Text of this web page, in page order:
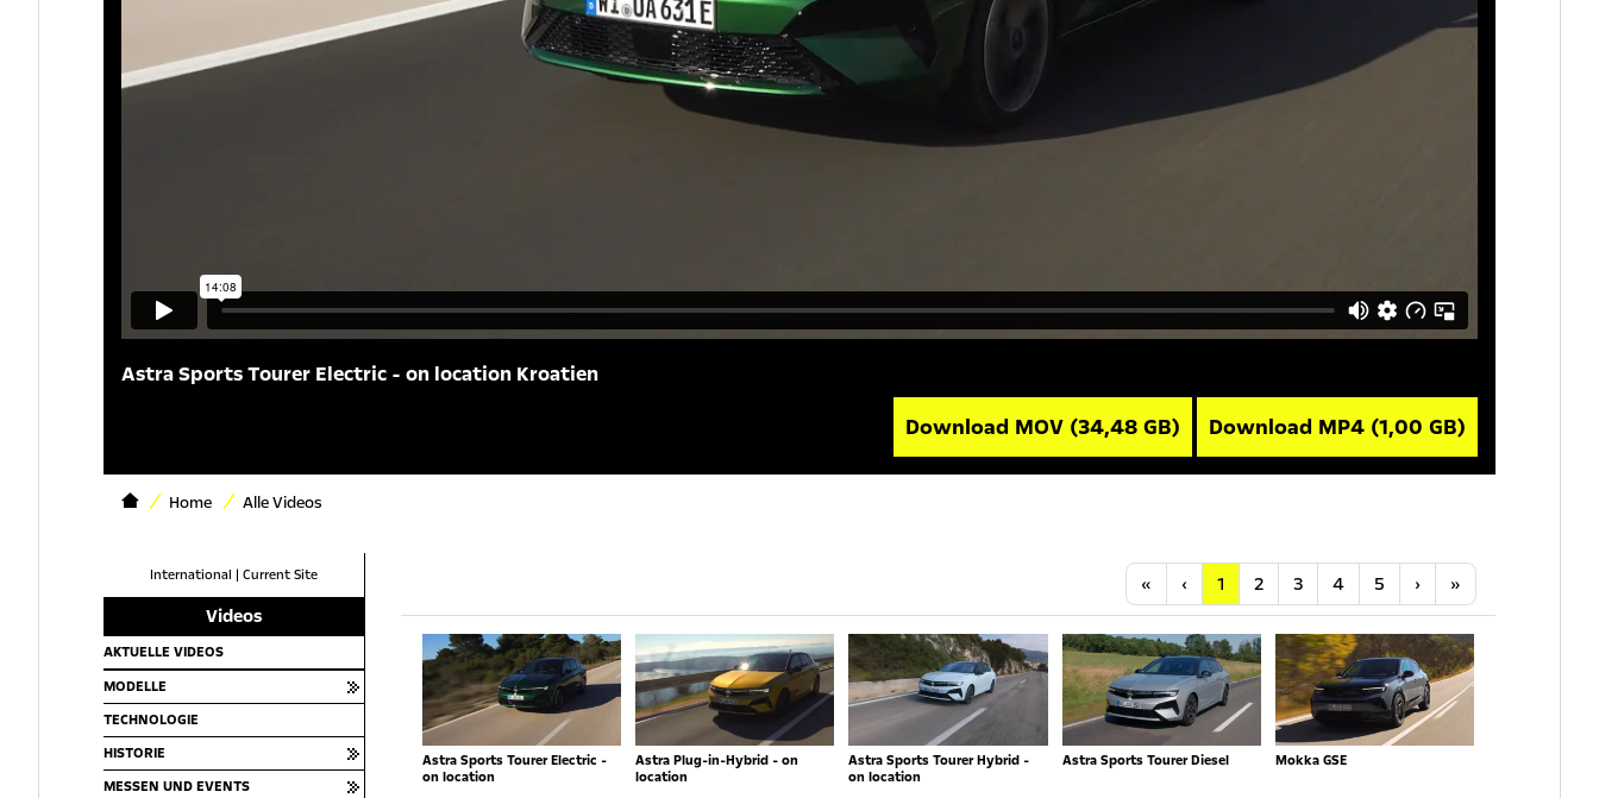
Astra Sports Tourer Electric - on location Kroatien
Download MOV (34,48 GB) Download MP4 (1,00 GB)
Home Alle Videos
International | Current Site
Videos
AKTUELLE VIDEOS
MODELLE
TECHNOLOGIE
HISTORIE
MESSEN UND EVENTS
« Anfang
‹ Vorherige
1 2 3 4 5 ›Nächste
»
Astra Sports Tourer Electric -
on location
Astra Plug-in-Hybrid - on
location
Astra Sports Tourer Hybrid -
on location
Astra Sports Tourer Diesel Mokka GSE